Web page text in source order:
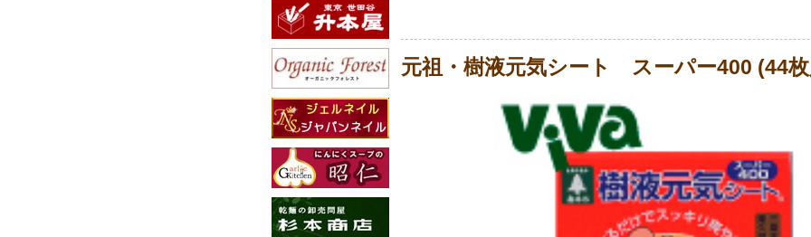
元祖・樹液元気シート スーパー400 (44